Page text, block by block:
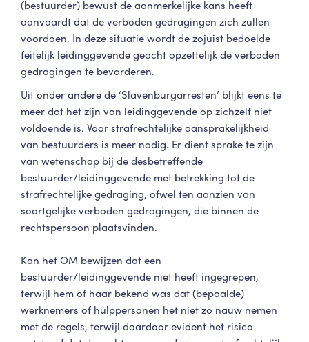
(bestuurder) bewust de aanmerkelijke kans heeft
aanvaardt dat de verboden gedragingen zich zullen
voordoen. In deze situatie wordt de zojuist bedoelde
feitelijk leidinggevende geacht opzettelijk de verboden
gedragingen te bevorderen.
Uit onder andere de ‘Slavenburgarresten’ blijkt eens te
meer dat het zijn van leidinggevende op zichzelf niet
voldoende is. Voor strafrechtelijke aansprakelijkheid
van bestuurders is meer nodig. Er dient sprake te zijn
van wetenschap bij de desbetreffende
bestuurder/leidinggevende met betrekking tot de
strafrechtelijke gedraging, ofwel ten aanzien van
soortgelijke verboden gedragingen, die binnen de
rechtspersoon plaatsvinden.
Kan het OM bewijzen dat een
bestuurder/leidinggevende niet heeft ingegrepen,
terwijl hem of haar bekend was dat (bepaalde)
werknemers of hulppersonen het niet zo nauw nemen
met de regels, terwijl daardoor evident het risico